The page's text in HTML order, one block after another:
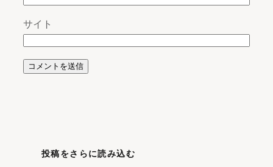
サイト
投稿をさらに読み込む